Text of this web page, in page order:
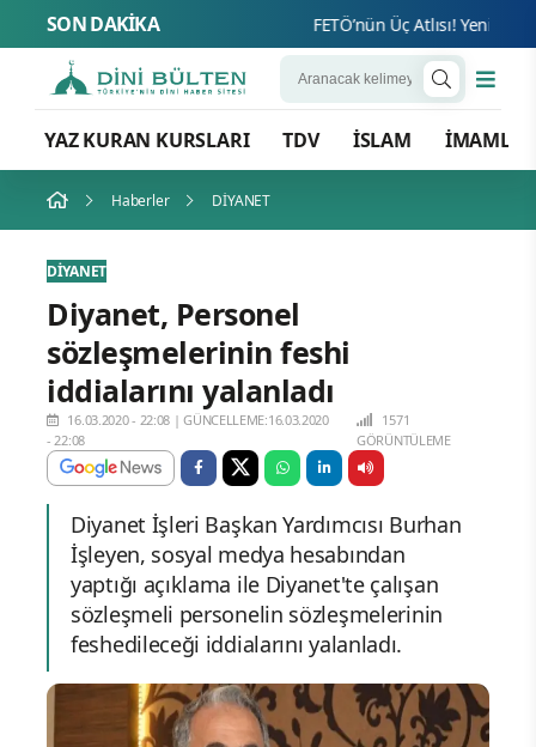
SON DAKİKA FETÖ’nün Üç Atlısı! Yeni
YAZ KURAN KURSLARI TDV İSLAM İMAMLAR
Haberler DİYANET
DİYANET
Diyanet, Personel
sözleşmelerinin feshi
iddialarını yalanladı
16.03.2020 - 22:08 |GÜNCELLEME:16.03.2020
- 22:08
1571
GÖRÜNTÜLEME
Diyanet İşleri Başkan Yardımcısı Burhan
İşleyen, sosyal medya hesabından
yaptığı açıklama ile Diyanet'te çalışan
sözleşmeli personelin sözleşmelerinin
feshedileceği iddialarını yalanladı.